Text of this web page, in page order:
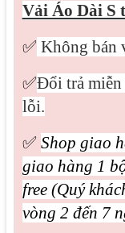
Vải Áo Dài S
✅ Không bán
✅Đổi trả miễn
lỗi.
✅ Shop giao
giao hàng 1
free (Quý
vòng 2 đến 7